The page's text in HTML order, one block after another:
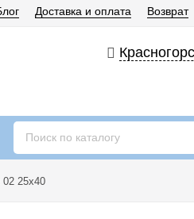
Доставка и оплата Возврат
02 25x40